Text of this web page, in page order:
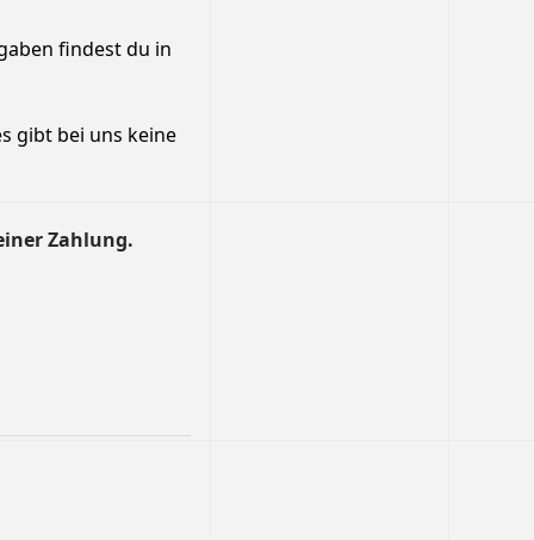
findest du in
gibt bei uns keine
Zahlung.